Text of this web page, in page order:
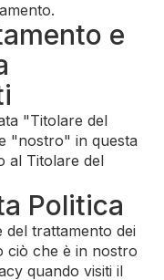
e
"Titolare del
"nostro" in questa
al Titolare del
Politica
del trattamento dei
ciò che è in nostro
quando visiti il